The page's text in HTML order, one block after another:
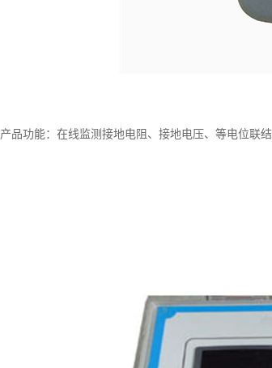
产品功能：在线监测接地电阻、接地电压、等电位联结